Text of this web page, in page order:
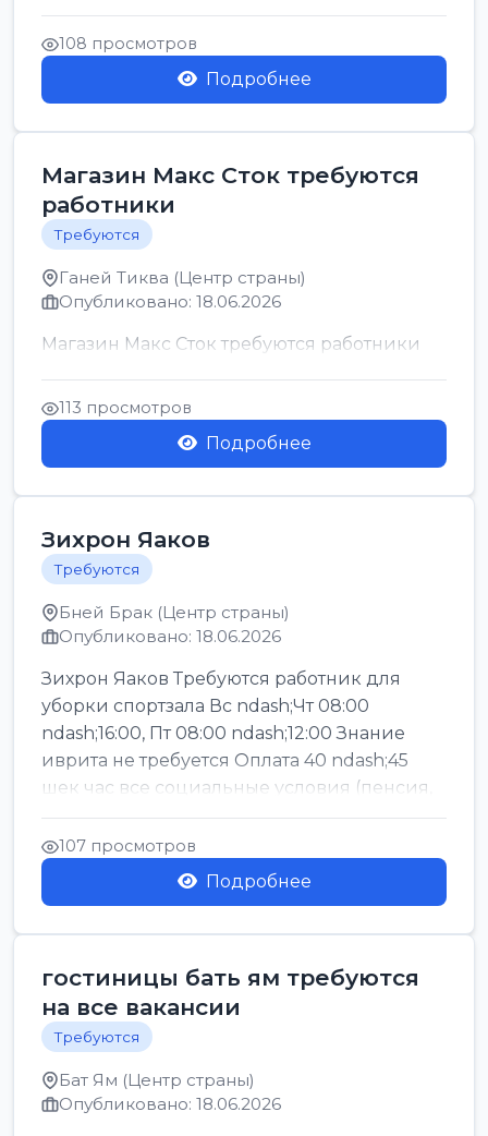
позицию возможна дом...
108 просмотров
Подробнее
Магазин Макс Сток требуются
работники
Требуются
Ганей Тиква (Центр страны)
Опубликовано: 18.06.2026
Магазин Макс Сток требуются работники
113 просмотров
Подробнее
Зихрон Яаков
Требуются
Бней Брак (Центр страны)
Опубликовано: 18.06.2026
Зихрон Яаков Требуются работник для
уборки спортзала Вс ndash;Чт 08:00
ndash;16:00, Пт 08:00 ndash;12:00 Знание
иврита не требуется Оплата 40 ndash;45
шек час все социальные условия (пенсия,
керен ишт...
107 просмотров
Подробнее
гостиницы бать ям требуются
на все вакансии
Требуются
Бат Ям (Центр страны)
Опубликовано: 18.06.2026